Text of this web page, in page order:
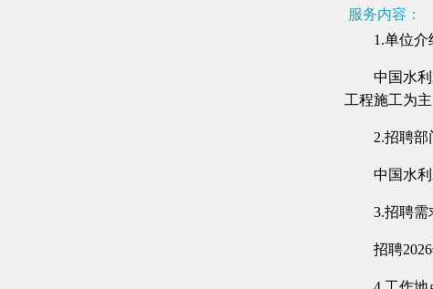
服务内容：
1.单位介
中国水
工程施工为
2.招聘部
中国水
3.招聘需
招聘